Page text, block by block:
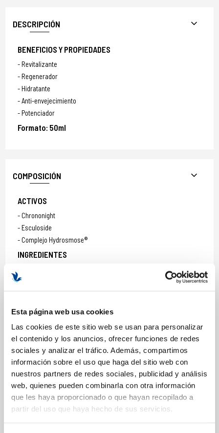
Esta página web usa cookies
Las cookies de este sitio web se usan para personalizar
el contenido y los anuncios, ofrecer funciones de redes
sociales y analizar el tráfico. Además, compartimos
información sobre el uso que haga del sitio web con
nuestros partners de redes sociales, publicidad y análisis
web, quienes pueden combinarla con otra información
que les haya proporcionado o que hayan recopilado a
partir del uso que haya hecho de sus servicios.
DESCRIPCIÓN
BENEFICIOS Y PROPIEDADES
Revitalizante
Regenerador
Hidratante
Anti-envejecimiento
Potenciador
Formato: 50ml
COMPOSICIÓN
ACTIVOS
Chrononight
Esculoside
Complejo Hydrosmose®
INGREDIENTES
Agua/Eau (Aqua), Glicerina, Propilenglicol, Alcohol Denat, Almidón
de Maíz Modificado, Glicereth-26, Aceite de Semilla de Rubus
Crosspolymer, Trietanolamina, Etilhexilglicerina,
Hidroxietilcelulosa, Aceite de Lavandula Hybrida, Goma Xantana,
Butilenglicol, Betaína, Linalol, Polyquaternium-7, Aceite de hoja de
Rosmarinus Officinalis (romero), pectina, aceite de corteza de
Cinnamomum Camphora (alcanfor), aceite de Salvia Officinalis
(salvia), sacarosa, proteína de maíz hidrolizada, Aceite de flores y
hojas de Thymus vulgaris (tomillo), capriloil glicina, hialuronato
sódico, limoneno, amarillo 5 (CI 19140), eugenol, rojo 33 (CI 17200),
aceite de semillas de Helianthus annuus (girasol), tocoferol.